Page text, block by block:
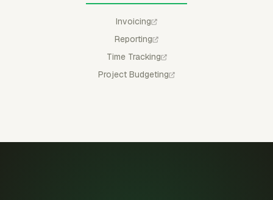
Invoicing
Reporting
Time Tracking
Project Budgeting